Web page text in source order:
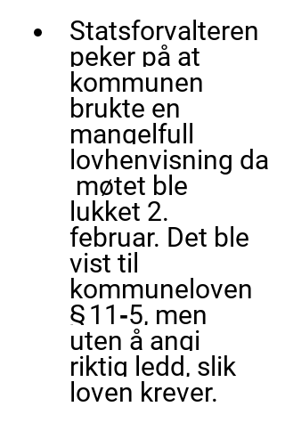
Statsforvalteren
peker på at
kommunen
brukte en
mangelfull
lovhenvisning da
møtet ble
lukket 2.
februar. Det ble
vist til
kommuneloven
§ 11‑5, men
uten å angi
riktig ledd, slik
loven krever.